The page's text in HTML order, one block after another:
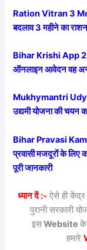
Ration Vitran 3
बदलाव 3 महीने का
Bihar Krishi App
ऑनलाइन आवेदन वह
Mukhymantri
उद्यमी योजना की
Bihar Pravasi
प्रवासी मजदूरों के लिए
पूरी जानकारी
ध्यान दें :- ऐसे ही केंद्र
पुरानी सरकारी
इसWebsite के
हमारे